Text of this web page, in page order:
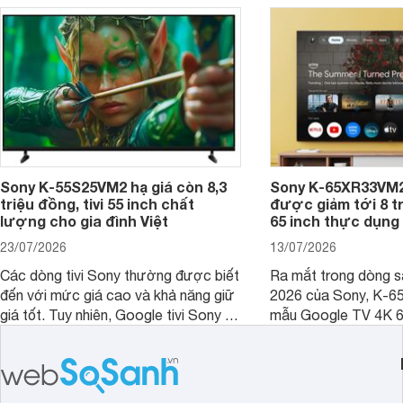
dùng cho phòng bao nhiêu m2?
Sony K-55S25VM2 hạ giá còn 8,3
triệu đồng, tivi 55 inch chất
lượng cho gia đình Việt
23/07/2026
Các dòng tivi Sony thường được biết
đến với mức giá cao và khả năng giữ
giá tốt. Tuy nhiên, Google tivi Sony 55
hợp đáng chú ý khi có mức giá dễ
tiếp cận hơn dù mới ra mắt trong năm
Sony K-
được giảm tới 8
65 inch thực
13/07/2026
Ra mắt trong dòng
2026 của Sony, K-
mẫu Google TV 4K
tảng Google TV
nghệ hỗ trợ nâng